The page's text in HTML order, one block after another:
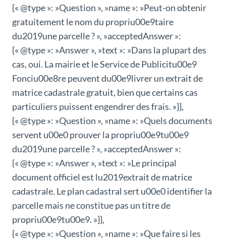
{« @type »: »Question », »name »: »Peut-on obtenir
gratuitement le nom du propriu00e9taire
du2019une parcelle ? », »acceptedAnswer »:
{« @type »: »Answer », »text »: »Dans la plupart des
cas, oui. La mairie et le Service de Publicitu00e9
Fonciu00e8re peuvent du00e9livrer un extrait de
matrice cadastrale gratuit, bien que certains cas
particuliers puissent engendrer des frais. »}},
{« @type »: »Question », »name »: »Quels documents
servent u00e0 prouver la propriu00e9tu00e9
du2019une parcelle ? », »acceptedAnswer »:
{« @type »: »Answer », »text »: »Le principal
document officiel est lu2019extrait de matrice
cadastrale. Le plan cadastral sert u00e0 identifier la
parcelle mais ne constitue pas un titre de
propriu00e9tu00e9. »}},
{« @type »: »Question », »name »: »Que faire si les